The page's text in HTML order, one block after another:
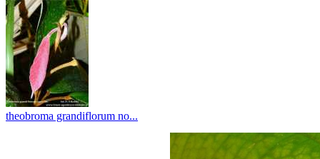
theobroma grandiflorum no...